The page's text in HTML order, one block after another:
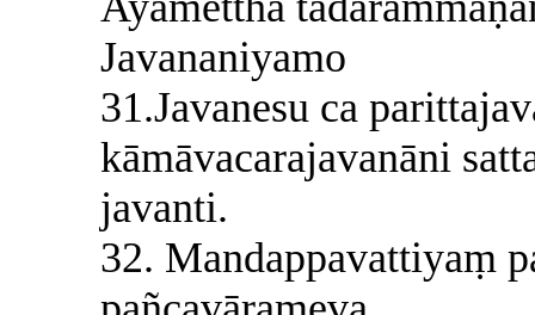
Javananiyamo
31.Javanesu ca
kāmāvacarajavanāni
javanti.
32. Mandappavattiyaṃ